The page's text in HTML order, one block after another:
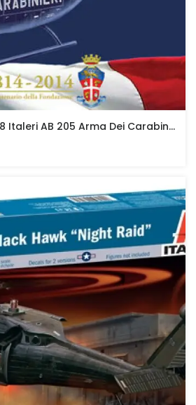
MODELO ESCALA 1:48 Italeri AB 205 Arma Dei Carabinieri UH-1H